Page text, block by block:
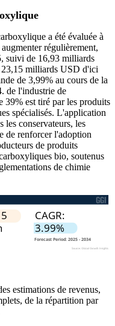
a été évaluée à
régulièrement,
suivi de 16,93 milliards
23,15 milliards USD d'ici
de 3,99% au cours de la
de l'industrie de
39% est tiré par les produits
spécialisés. L'application
les conservateurs, les
de renforcer l'adoption
de produits
bio, soutenus
de chimie
estimations de revenus,
de la répartition par